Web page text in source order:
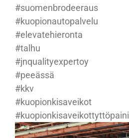
#suomenbrodeeraus
#kuopionautopalvelu
#elevatehieronta
#talhu
#jnqualityexpertoy
#peeässä
#kkv
#kuopionkisaveikot
#kuopionkisaveikottyttöpaini